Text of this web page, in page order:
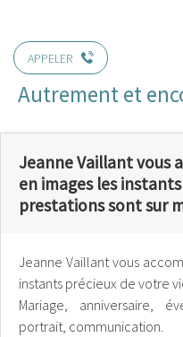
APPELER
Autrement et
Jeanne Vaillant vous
en images les
prestations sont sur
Jeanne Vaillant vous
instants précieux de votre
Mariage, anniversaire,
portrait, communication.